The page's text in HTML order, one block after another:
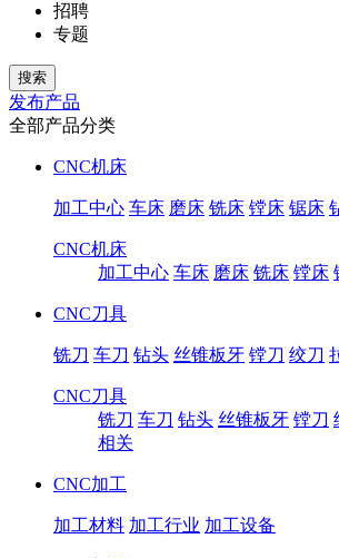
招聘
专题
发布产品
全部产品分类
CNC机床
加工中心 车床 磨床 铣床 镗床 锯床
CNC机床
加工中心 车床 磨床 铣床 镗床
CNC刀具
铣刀 车刀 钻头 丝锥板牙 镗刀 绞刀
CNC刀具
铣刀 车刀 钻头 丝锥板牙 镗刀
相关
CNC加工
加工材料 加工行业 加工设备